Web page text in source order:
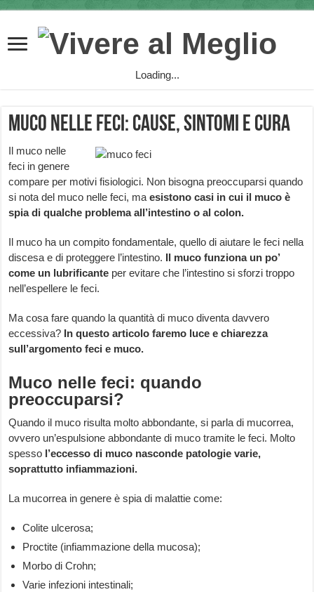
Loading...
Muco nelle Feci: cause, sintomi e cura
Il muco nelle
feci in genere
compare per motivi fisiologici. Non bisogna preoccuparsi quando
si nota del muco nelle feci, maesistono casi in cui il muco è
spia di qualche problema all’intestino o al colon.
Il muco ha un compito fondamentale, quello di aiutare le feci nella
discesa e di proteggere l’intestino. Il muco funziona un po’
come un lubrificante per evitare che l’intestino si sforzi troppo
nell’espellere le feci.
Ma cosa fare quando la quantità di muco diventa davvero
eccessiva? In questo articolo faremo luce e chiarezza
sull’argomento feci e muco.
Muco nelle feci: quando
preoccuparsi?
Quando il muco risulta molto abbondante, si parla di mucorrea,
ovvero un’espulsione abbondante di muco tramite le feci. Molto
spesso l’eccesso di muco nasconde patologie varie,
soprattutto infiammazioni.
La mucorrea in genere è spia di malattie come:
Colite ulcerosa;
Proctite (infiammazione della mucosa);
Morbo di Crohn;
Varie infezioni intestinali;